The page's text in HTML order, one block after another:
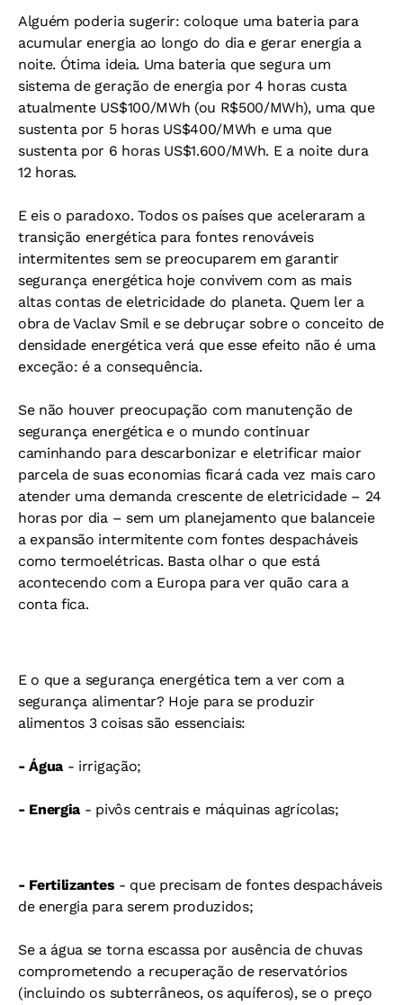
Alguém poderia sugerir: coloque uma bateria para
acumular energia ao longo do dia e gerar energia a
noite. Ótima ideia. Uma bateria que segura um
sistema de geração de energia por 4 horas custa
atualmente US$100/MWh (ou R$500/MWh), uma que
sustenta por 5 horas US$400/MWh e uma que
sustenta por 6 horas US$1.600/MWh. E a noite dura
12 horas.
E eis o paradoxo. Todos os países que aceleraram a
transição energética para fontes renováveis
intermitentes sem se preocuparem em garantir
segurança energética hoje convivem com as mais
altas contas de eletricidade do planeta. Quem ler a
obra de Vaclav Smil e se debruçar sobre o conceito de
densidade energética verá que esse efeito não é uma
exceção: é a consequência.
Se não houver preocupação com manutenção de
segurança energética e o mundo continuar
caminhando para descarbonizar e eletrificar maior
parcela de suas economias ficará cada vez mais caro
atender uma demanda crescente de eletricidade – 24
horas por dia – sem um planejamento que balanceie
a expansão intermitente com fontes despacháveis
como termoelétricas. Basta olhar o que está
acontecendo com a Europa para ver quão cara a
conta fica.
E o que a segurança energética tem a ver com a
segurança alimentar? Hoje para se produzir
alimentos 3 coisas são essenciais:
- Água - irrigação;
- Energia - pivôs centrais e máquinas agrícolas;
- Fertilizantes - que precisam de fontes despacháveis
de energia para serem produzidos;
Se a água se torna escassa por ausência de chuvas
comprometendo a recuperação de reservatórios
(incluindo os subterrâneos, os aquíferos), se o preço